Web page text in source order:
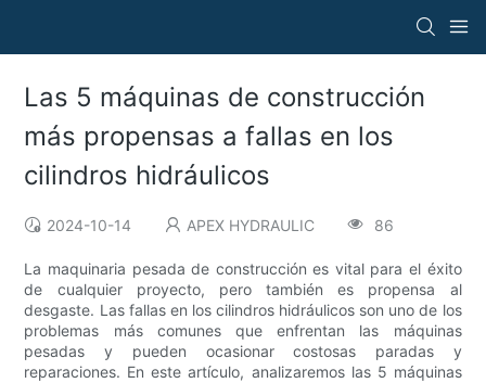
Las 5 máquinas de construcción
más propensas a fallas en los
cilindros hidráulicos
2024-10-14 APEX HYDRAULIC 86
La maquinaria pesada de construcción es vital para el éxito
de cualquier proyecto, pero también es propensa al
desgaste. Las fallas en los cilindros hidráulicos son uno de los
problemas más comunes que enfrentan las máquinas
pesadas y pueden ocasionar costosas paradas y
reparaciones. En este artículo, analizaremos las 5 máquinas